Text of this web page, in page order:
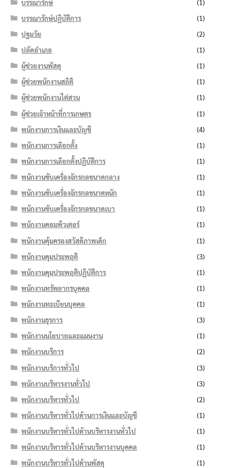
บรรณารักษ์
(1)
บรรณารักษ์ปฏิบัติการ
(1)
ปฐมวัย
(2)
ปลัดอำเภอ
(1)
ผู้ช่วยงานพัสดุ
(1)
ผู้ช่วยพนักงานสถิติ
(1)
ผู้ช่วยพนักงานไต่สวน
(1)
ผู้ช่วยเจ้าหน้าที่การเกษตร
(1)
พนักงานการเงินและบัญชี
(4)
พนักงานการเลือกตั้ง
(1)
พนักงานการเลือกตั้งปฏิบัติการ
(1)
พนักงานขับเครื่องจักรกลขนาดกลาง
(1)
พนักงานขับเครื่องจักรกลขนาดหนัก
(1)
พนักงานขับเครื่องจักรกลขนาดเบา
(1)
พนักงานคอมพิวเตอร์
(1)
พนักงานคุ้มครองสวัสดิภาพเด็ก
(1)
พนักงานคุมประพฤติ
(3)
พนักงานคุมประพฤติปฏิบัติการ
(1)
พนักงานทรัพยากรบุคคล
(1)
พนักงานทะเบียนบุคคล
(1)
พนักงานธุรการ
(3)
พนักงานนโยบายและแผนงาน
(1)
พนักงานบริการ
(2)
พนักงานบริการทั่วไป
(3)
พนักงานบริหารงานทั่วไป
(3)
พนักงานบริหารทั่วไป
(2)
พนักงานบริหารทั่วไปด้านการเงินและบัญชี
(1)
พนักงานบริหารทั่วไปด้านบริหารงานทั่วไป
(1)
พนักงานบริหารทั่วไปด้านบริหารงานบุคคล
(1)
พนักงานบริหารทั่วไปด้านพัสดุ
(1)